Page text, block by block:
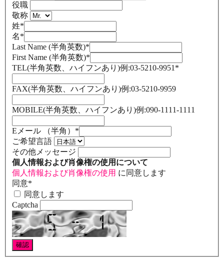
役職
敬称
姓*
名*
Last Name (半角英数)*
First Name (半角英数)*
TEL(半角英数、ハイフンあり)例:03-5210-9951 *
FAX(半角英数、ハイフンあり)例:03-5210-9959
MOBILE(半角英数、ハイフンあり)例:090-1111-1111
Eメール （半角） *
ご希望言語
その他メッセージ
個人情報および肖像権の使用について
個人情報および肖像権の使用 に同意します
同意*
同意します
Captcha